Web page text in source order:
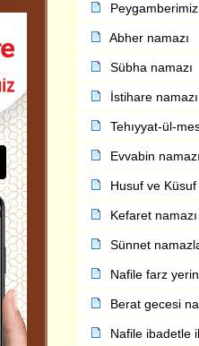
Abher namazı
Sübha namazı
İstihare namazı
Tehıyyat-ül-
Evvabin namazı
Husuf ve Küsuf
Kefaret namazı
Sünnet
Nafile farz
Berat gecesi
Nafile ibadetle